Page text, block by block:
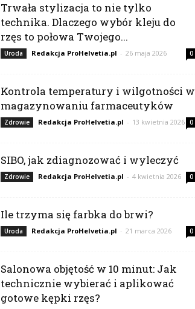
Trwała stylizacja to nie tylko
technika. Dlaczego wybór kleju do
rzęs to połowa Twojego...
Uroda Redakcja ProHelvetia.pl - 26 maja 2026 0
Kontrola temperatury i wilgotności w
magazynowaniu farmaceutyków
Zdrowie Redakcja ProHelvetia.pl - 13 kwietnia 2026 0
SIBO, jak zdiagnozować i wyleczyć
Zdrowie Redakcja ProHelvetia.pl - 4 kwietnia 2026 0
Ile trzyma się farbka do brwi?
Uroda Redakcja ProHelvetia.pl - 21 marca 2026 0
Salonowa objętość w 10 minut: Jak
technicznie wybierać i aplikować
gotowe kępki rzęs?